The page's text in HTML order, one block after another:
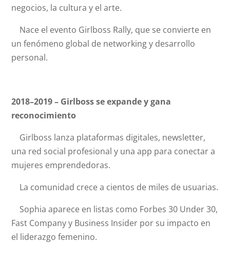
negocios, la cultura y el arte.
Nace el evento Girlboss Rally, que se convierte en
un fenómeno global de networking y desarrollo
personal.
2018–2019 – Girlboss se expande y gana
reconocimiento
Girlboss lanza plataformas digitales, newsletter,
una red social profesional y una app para conectar a
mujeres emprendedoras.
La comunidad crece a cientos de miles de usuarias.
Sophia aparece en listas como Forbes 30 Under 30,
Fast Company y Business Insider por su impacto en
el liderazgo femenino.